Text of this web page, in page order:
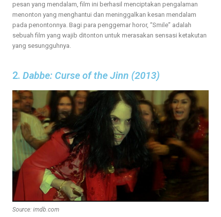
pesan yang mendalam, film ini berhasil menciptakan pengalaman
menonton yang menghantui dan meninggalkan kesan mendalam
pada penontonnya. Bagi para penggemar horor, “Smile” adalah
sebuah film yang wajib ditonton untuk merasakan sensasi ketakutan
yang sesungguhnya.
2. Dabbe: Curse of the Jinn (2013)
Source: imdb.com